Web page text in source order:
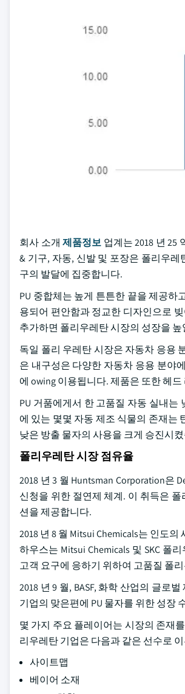
회사 소개제품정보 업계는 2018 년 25
& 기구, 자동, 신발 및 포장은 폴리우
구의 발달에 집중합니다.
PU 중합체는 높게 튼튼한 끝을 제공
용되어 편안함과 정교한 디자인으로
추가하면 폴리우레탄 시장의 성장을 높
독일 폴리 우레탄 시장은 자동차 응용
은 내구성은 다양한 자동차 응용 분야
에 owing 이용됩니다. 제품은 또한 헤
PU 거품에게서 한 고품질 자동 실내
에 있는 몇몇 자동 제조 식물의 존재는
낮은 방출 물자의 사용을 크게 승진시
폴리우레탄 시장 점유율
2018 년 3 월 Huntsman Corporation은
신청을 위한 절연제 체계. 이 취득은
션을 제공합니다.
2018 년 8 월 Mitsui Chemicals는 인도
하우스는 Mitsui Chemicals 및 SKC 폴
고객 요구에 응하기 위하여 고품질 폴
2018 년 9 월, BASF, 화학 산업의 글로
기업의 맞은편에 PU 물자를 위한 성장
몇 가지 주요 플레이어는 시장의 존재
리우레탄 기업은 다음과 같은 선수로
사이트맵
베이어 소재